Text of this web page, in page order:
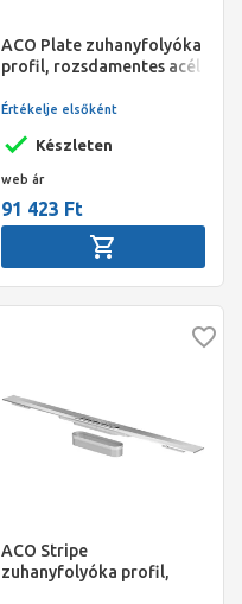
ACO Plate zuhanyfolyóka
profil, rozsdamentes acél
Készleten
Értékelje elsőként
web ár
91 423 Ft
ACO Stripe
zuhanyfolyóka profil,